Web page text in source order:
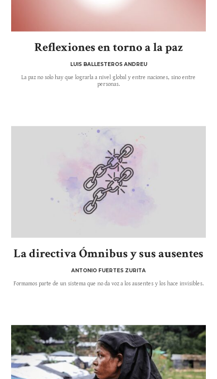
Reflexiones en torno a la paz
LUIS BALLESTEROS ANDREU
La paz no solo hay que lograrla a nivel global y entre naciones, sino entre
personas.
La directiva Ómnibus y sus ausentes
ANTONIO FUERTES ZURITA
Formamos parte de un sistema que no da voz a los ausentes y los hace invisibles.